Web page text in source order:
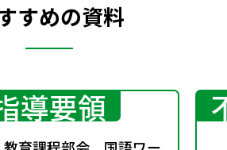
すめの資料
導要領